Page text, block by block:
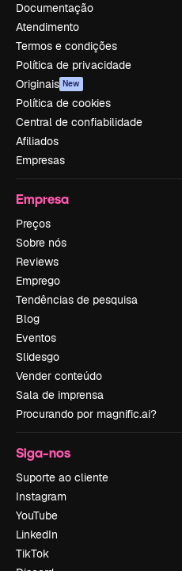
Documentação
Atendimento
Termos e condições
Política de privacidade
Originais New
Política de cookies
Central de confiabilidade
Afiliados
Empresas
Empresa
Preços
Sobre nós
Reviews
Emprego
Tendências de pesquisa
Blog
Eventos
Slidesgo
Vender conteúdo
Sala de imprensa
Procurando por magnific.ai?
Siga-nos
Suporte ao cliente
Instagram
YouTube
LinkedIn
TikTok